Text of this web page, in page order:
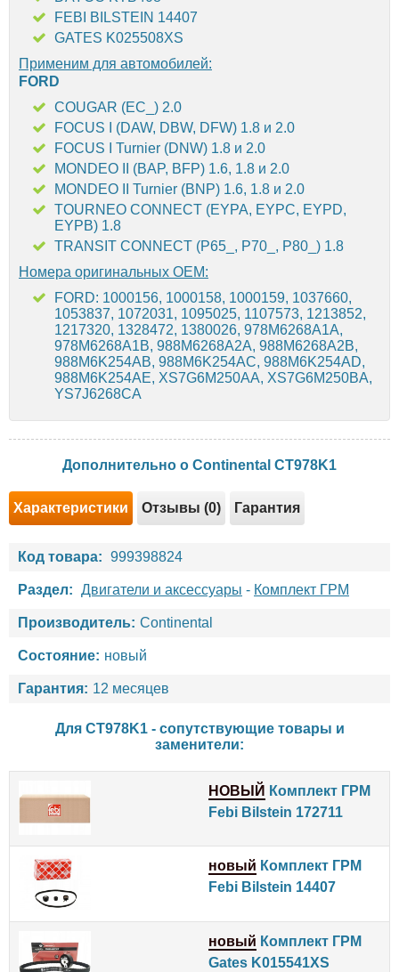
FEBI BILSTEIN 14407
GATES K025508XS
Применим для автомобилей:
FORD
COUGAR (EC_) 2.0
FOCUS I (DAW, DBW, DFW) 1.8 и 2.0
FOCUS I Turnier (DNW) 1.8 и 2.0
MONDEO II (BAP, BFP) 1.6, 1.8 и 2.0
MONDEO II Turnier (BNP) 1.6, 1.8 и 2.0
TOURNEO CONNECT (EYPA, EYPC, EYPD,
EYPB) 1.8
TRANSIT CONNECT (P65_, P70_, P80_) 1.8
Номера оригинальных OEM:
FORD: 1000156, 1000158, 1000159, 1037660,
1053837, 1072031, 1095025, 1107573, 1213852,
1217320, 1328472, 1380026, 978M6268A1A,
978M6268A1B, 988M6268A2A, 988M6268A2B,
988M6K254AB, 988M6K254AC, 988M6K254AD,
988M6K254AE, XS7G6M250AA, XS7G6M250BA,
YS7J6268CA
Дополнительно о Continental CT978K1
Характеристики Отзывы (0) Гарантия
Код товара: 999398824
Раздел: Двигатели и аксессуары - Комплект ГРМ
Производитель: Continental
Состояние: новый
Гарантия: 12 месяцев
Для CT978K1 - сопутствующие товары и
заменители:
НОВЫЙ Комплект ГРМ
Febi Bilstein 172711
новый Комплект ГРМ
Febi Bilstein 14407
новый Комплект ГРМ
Gates K015541XS